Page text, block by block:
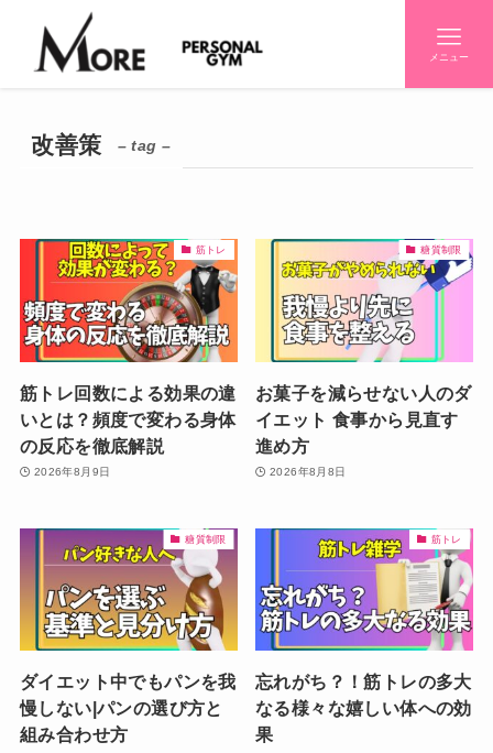
メニュー
改善策 – tag –
筋トレ
筋トレ回数による効果の違
いとは？頻度で変わる身体
の反応を徹底解説
2026年8月9日
糖質制限
お菓子を減らせない人のダ
イエット 食事から見直す
進め方
2026年8月8日
糖質制限
ダイエット中でもパンを我
慢しない|パンの選び方と
組み合わせ方
筋トレ
忘れがち？！筋トレの多大
なる様々な嬉しい体への効
果